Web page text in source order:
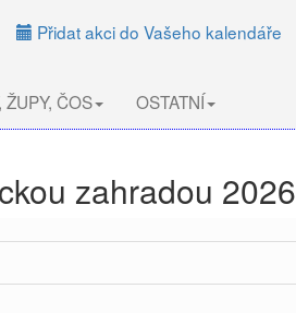
Přidat akci do Vašeho kalendáře
ŽUPY, ČOS OSTATNÍ
zahradou 2026